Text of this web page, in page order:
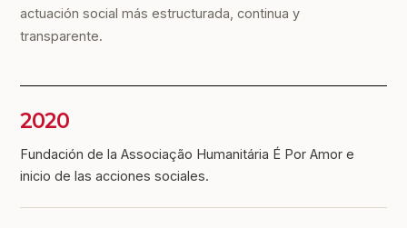
actuación social más estructurada, continua y
transparente.
2020
Fundación de la Associação Humanitária É Por Amor e
inicio de las acciones sociales.